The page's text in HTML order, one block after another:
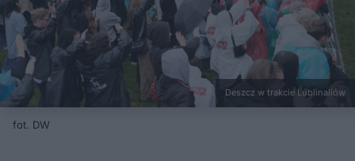
Deszcz w trakcie Lublinaliów
fot. DW